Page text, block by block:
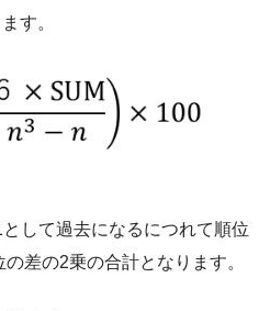
す。
して過去になるにつれて順位
差の2乗の合計となります。